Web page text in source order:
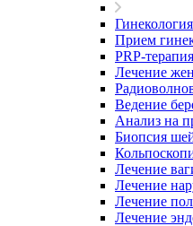
Гинекология
Прием
PRP-
Лечение
Ведение
Анализ на
Биопсия
Лечение
Лечение
Лечение
Лечение